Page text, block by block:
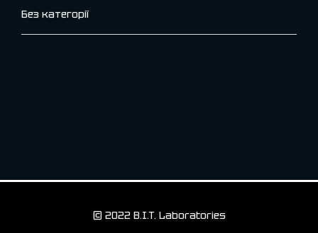
Без категорії
© 2022 B.I.T. Laboratories